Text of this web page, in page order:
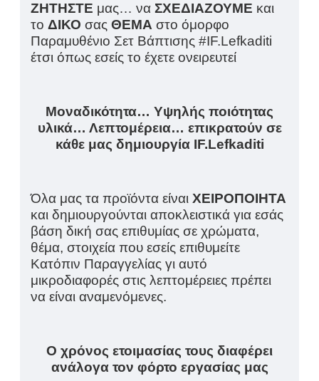
ΖΗΤΗΣΤΕ μας… να ΣΧΕΔΙΑΖΟΥΜΕ και
το ΔΙΚΟ σας ΘΕΜΑ στο όμορφο
Παραμυθένιο Σετ Βάπτισης #IF.Lefkaditi
έτσι όπως εσείς το έχετε ονειρευτεί
Μοναδικότητα… Υψηλής ποιότητας
υλικά… Λεπτομέρεια… επικρατούν σε
κάθε μας δημιουργία IF.Lefkaditi
Όλα μας τα προϊόντα είναι ΧΕΙΡΟΠΟΙΗΤΑ
και δημιουργούνται αποκλειστικά για εσάς
βάση δική σας επιθυμίας σε χρώματα,
θέμα, στοιχεία που εσείς επιθυμείτε
Κατόπιν Παραγγελίας γι αυτό
μικροδιαφορές στις λεπτομέρειες πρέπει
να είναι αναμενόμενες.
Ο χρόνος ετοιμασίας τους διαφέρει
ανάλογα τον φόρτο εργασίας μας